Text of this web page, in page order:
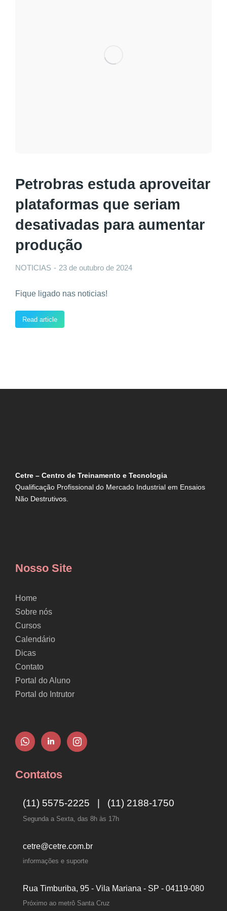
Petrobras estuda aproveitar
plataformas que seriam
desativadas para aumentar
produção
NOTICIAS 23 de outubro de 2024
Fique ligado nas noticias!
Read article
Cetre – Centro de Treinamento e Tecnologia
Qualificação Profissional do Mercado Industrial em Ensaios
Não Destrutivos.
Nosso Site
Home
Sobre nós
Cursos
Calendário
Dicas
Contato
Portal do Aluno
Portal do Intrutor
Contatos
(11) 5575-2225 | (11) 2188-1750
Segunda a Sexta, das 8h às 17h
cetre@cetre.com.br
informações e suporte
Rua Timburiba, 95 - Vila Mariana - SP - 04119-080
Próximo ao metrô Santa Cruz